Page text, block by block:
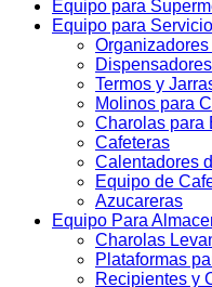
Equipo para
Equipo para
Termos y
Molinos para
Charolas para
Cafeteras
Calentadores
Equipo de
Azucareras
Equipo Para
Charolas
Plataformas
Recipientes y